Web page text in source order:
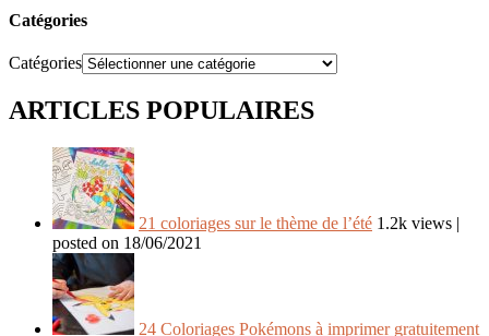
Catégories
Catégories
ARTICLES POPULAIRES
21 coloriages sur le thème de l’été 1.2k views |
posted on 18/06/2021
24 Coloriages Pokémons à imprimer gratuitement